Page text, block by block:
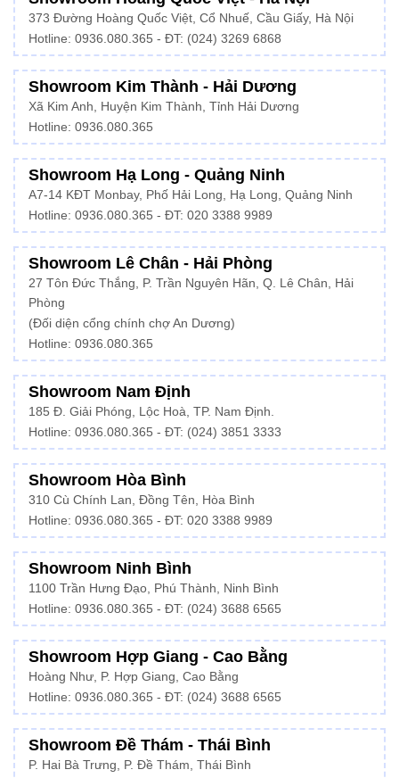
373 Đường Hoàng Quốc Việt, Cổ Nhuế, Cầu Giấy, Hà Nội
Hotline: 0936.080.365 - ĐT: (024) 3269 6868
Showroom Kim Thành - Hải Dương
Xã Kim Anh, Huyện Kim Thành, Tỉnh Hải Dương
Hotline: 0936.080.365
Showroom Hạ Long - Quảng Ninh
A7-14 KĐT Monbay, Phố Hải Long, Hạ Long, Quảng Ninh
Hotline: 0936.080.365 - ĐT: 020 3388 9989
Showroom Lê Chân - Hải Phòng
27 Tôn Đức Thắng, P. Trần Nguyên Hãn, Q. Lê Chân, Hải
Phòng
(Đối diện cổng chính chợ An Dương)
Hotline: 0936.080.365
Showroom Nam Định
185 Đ. Giải Phóng, Lộc Hoà, TP. Nam Định.
Hotline: 0936.080.365 - ĐT: (024) 3851 3333
Showroom Hòa Bình
310 Cù Chính Lan, Đồng Tên, Hòa Bình
Hotline: 0936.080.365 - ĐT: 020 3388 9989
Showroom Ninh Bình
1100 Trần Hưng Đạo, Phú Thành, Ninh Bình
Hotline: 0936.080.365 - ĐT: (024) 3688 6565
Showroom Hợp Giang - Cao Bằng
Hoàng Như, P. Hợp Giang, Cao Bằng
Hotline: 0936.080.365 - ĐT: (024) 3688 6565
Showroom Đề Thám - Thái Bình
P. Hai Bà Trưng, P. Đề Thám, Thái Bình